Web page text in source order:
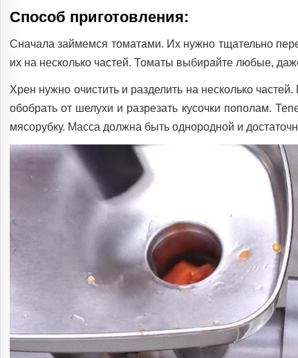
Способ приготовления:
Сначала займемся томатами. Их нужно тщательно
их на несколько частей. Томаты выбирайте любые,
Хрен нужно очистить и разделить на несколько
обобрать от шелухи и разрезать кусочки пополам.
мясорубку. Масса должна быть однородной и